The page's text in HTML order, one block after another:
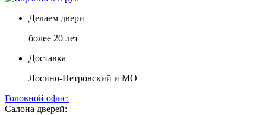
Делаем двери
более 20 лет
Доставка
Лосино-Петровский и МО
Головной офис:
Салона дверей: